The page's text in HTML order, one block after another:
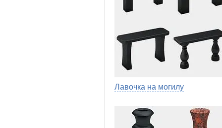
Лавочка на могилу